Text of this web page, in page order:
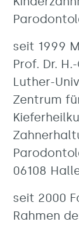
seit 1999
Prof. Dr.
Luther-
Zentrum
06108
seit 2000
Rahmen